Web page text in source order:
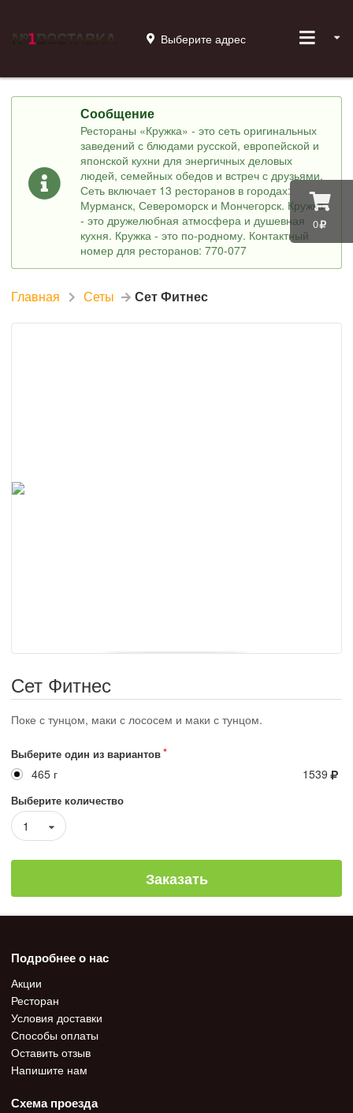
0
Выберите адрес
Сообщение
Рестораны «Кружка» - это сеть оригинальных
заведений с блюдами русской, европейской и
японской кухни для энергичных деловых
людей, семейных обедов и встреч с друзьями.
Сеть включает 13 ресторанов в городах:
Мурманск, Североморск и Мончегорск. Кружка
- это дружелюбная атмосфера и душевная
кухня. Кружка - это по-родному. Контактный
номер для ресторанов: 770-077
Главная Сеты Сет Фитнес
Сет Фитнес
Поке с тунцом, маки с лососем и маки с тунцом.
Выберите один из вариантов
465 г 1539
Выберите количество
1
Заказать
Подробнее о нас
Акции
Ресторан
Условия доставки
Способы оплаты
Оставить отзыв
Напишите нам
Схема проезда